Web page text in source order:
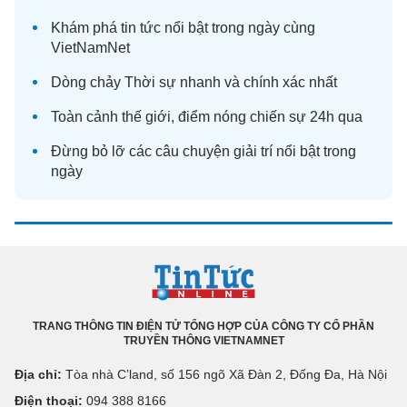
Khám phá tin tức nổi bật trong ngày cùng
VietNamNet
Dòng chảy Thời sự nhanh và chính xác nhất
Toàn cảnh thế giới, điểm nóng chiến sự 24h qua
Đừng bỏ lỡ các câu chuyện giải trí nổi bật trong
ngày
TRANG THÔNG TIN ĐIỆN TỬ TỔNG HỢP CỦA CÔNG TY CỔ PHẦN
TRUYỀN THÔNG VIETNAMNET
Địa chỉ: Tòa nhà C’land, số 156 ngõ Xã Đàn 2, Đống Đa, Hà Nội
Điện thoại: 094 388 8166